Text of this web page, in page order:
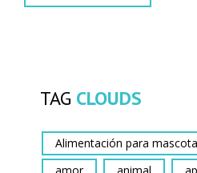
TAG CLOUDS
Alimentación para